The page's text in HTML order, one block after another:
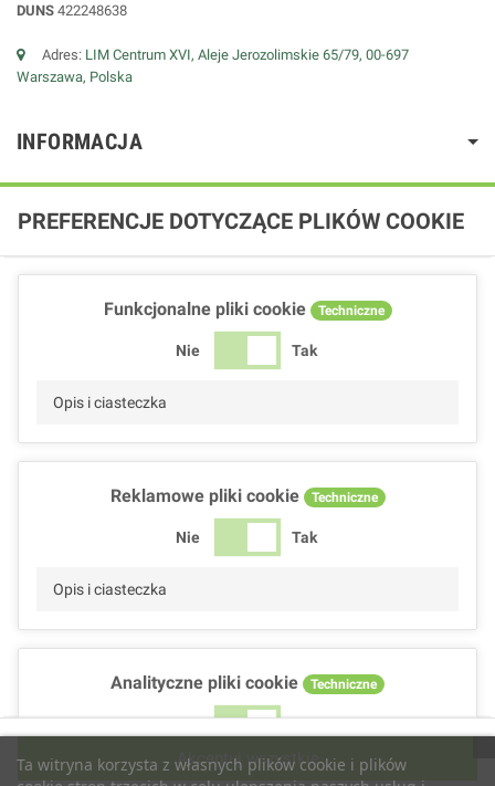
DUNS 422248638
Adres: LIM Centrum XVI, Aleje Jerozolimskie 65/79, 00-697
Warszawa, Polska
INFORMACJA
Ta witryna korzysta z własnych plików cookie i plików
PREFERENCJE DOTYCZĄCE PLIKÓW COOKIE
Funkcjonalne pliki cookie Techniczne
Nie Tak
Opis i ciasteczka
Reklamowe pliki cookie Techniczne
Nie Tak
Opis i ciasteczka
Analityczne pliki cookie Techniczne
Nie Tak
Opis i ciasteczka
Akceptuj wszystkie